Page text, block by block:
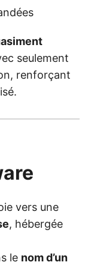
seulement
renforçant
vers une
, hébergée
le nom d’un